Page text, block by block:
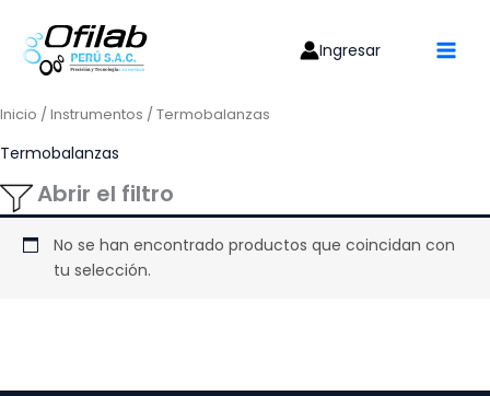
contenido
Ingresar
Inicio /Instrumentos / Termobalanzas
Termobalanzas
Abrir el filtro
No se han encontrado productos que coincidan con
tu selección.